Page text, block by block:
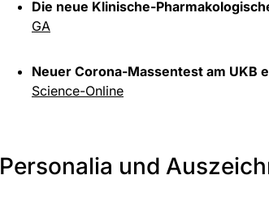
Die neue Klinische-
GA
Neuer Corona-Massentest am UKB
Science-Online
Personalia und